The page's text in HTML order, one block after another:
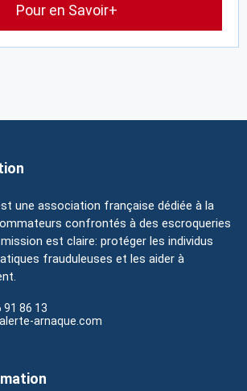
Pour en Savoir+
une association française dédiée à la
confrontés à des escroqueries
est claire: protéger les individus
frauduleuses et les aider à
91 86 13
arnaque.com